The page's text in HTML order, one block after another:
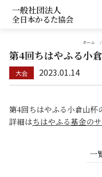
一般社団法人
全日本かるた協会
ホーム
第4回ちはやふる小
2023.01.14
第4回ちはやふる小倉山杯
詳細はちはやふる基金のサ
一